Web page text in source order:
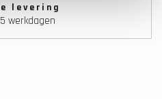
levering
werkdagen